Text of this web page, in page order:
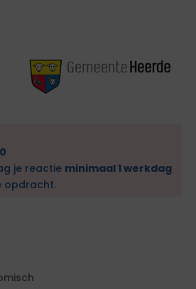
je reactie minimaal 1 werkdag
opdracht.